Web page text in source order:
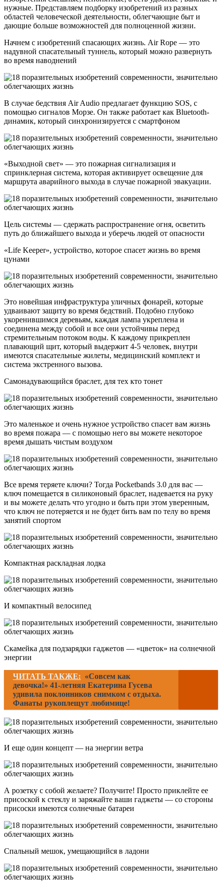
нужные. Представляем подборку изобретений из разных
областей человеческой деятельности, облегчающие быт и
дающие больше возможностей для полноценной жизни.
Начнем с изобретений спасающих жизнь. Air Rope — это
надувной спасательный туннель, который можно развернуть
во время наводнений
В случае бедствия Air Audio предлагает функцию SOS, с
помощью сигналов Морзе. Он также работает как Bluetooth-
динамик, который синхронизируется с смартфоном
«Выходной свет» — это пожарная сигнализация и
спринклерная система, которая активирует освещение для
маршрута аварийного выхода в случае пожарной эвакуации.
Цель системы — сдержать распространение огня, осветить
путь до ближайшего выхода и уберечь людей от опасности
«Life Keeper», устройство, которое спасет жизнь во время
цунами
Это новейшая инфраструктура уличных фонарей, которые
удваивают защиту во время бедствий. Подобно глубоко
укоренившимся деревьям, каждая лампа укреплена и
соединена между собой и все они устойчивы перед
стремительным потоком воды. К каждому прикреплен
плавающий щит, который выдержит 4-5 человек, внутри
имеются спасательные жилеты, медицинский комплект и
система экстренного вызова.
Самонадувающийся браслет, для тех кто тонет
Это маленькое и очень нужное устройство спасет вам жизнь
во время пожара — с помощью него вы можете некоторое
время дышать чистым воздухом
Все время теряете ключи? Тогда Pocketbands 3.0 для вас —
ключ помещается в силиконовый браслет, надевается на руку
и вы можете делать что угодно и быть при этом уверенным,
что ключ не потеряется и не будет бить вам по телу во время
занятий спортом
Компактная раскладная лодка
И компактный велосипед
Скамейка для подзарядки гаджетов — «цветок» на солнечной
энергии
ЧИТАТЬ ТАКЖЕ: «Совсем как
девочка!» 41-летняя Екатерина Гусева
удивила поклонников снимком с отдыха.
Фанаты рукоплещут любимице!
И еще один концепт — на энергии ветра
А розетку с собой желаете? Получите! Просто приклейте ее
присоской к стеклу и заряжайте ваши гаджеты — со стороны
присоски имеются солнечные батареи
Спальный мешок, умещающийся в ладони